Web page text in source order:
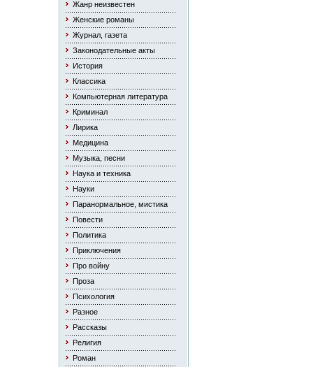
Жанр неизвестен
Женские романы
Журнал, газета
Законодательные акты
История
Классика
Компьютерная литература
Криминал
Лирика
Медицина
Музыка, песни
Наука и техника
Науки
Паранормальное, мистика
Повести
Политика
Приключения
Про войну
Проза
Психология
Разное
Рассказы
Религия
Роман